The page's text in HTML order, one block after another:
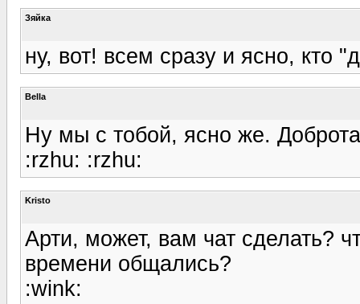
Зяйка
ну, вот! всем сразу и ясно, кто
Bella
Ну мы с тобой, ясно же.
:rzhu: :rzhu:
Kristo
Арти, может, вам чат сделать?
времени общались?
:wink: